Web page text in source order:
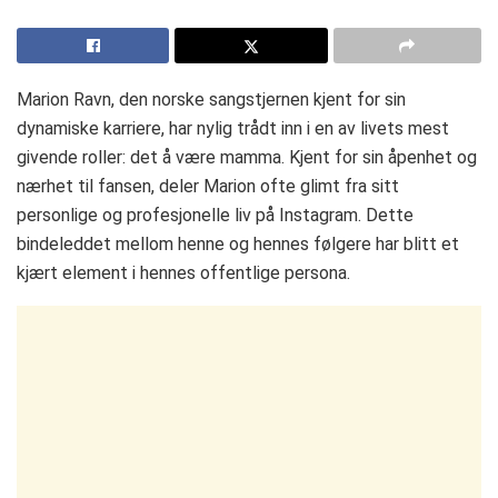
Marion Ravn, den norske sangstjernen kjent for sin
dynamiske karriere, har nylig trådt inn i en av livets mest
givende roller: det å være mamma. Kjent for sin åpenhet og
nærhet til fansen, deler Marion ofte glimt fra sitt
personlige og profesjonelle liv på Instagram. Dette
bindeleddet mellom henne og hennes følgere har blitt et
kjært element i hennes offentlige persona.